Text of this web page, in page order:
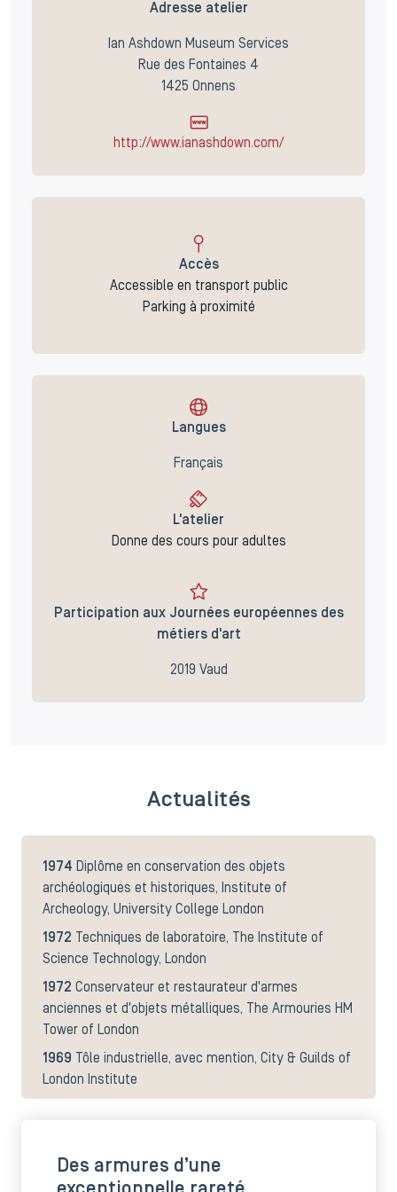
Adresse atelier
Ian Ashdown Museum Services
Rue des Fontaines 4
1425 Onnens
http://www.ianashdown.com/
Accès
Accessible en transport public
Parking à proximité
Langues
Français
L'atelier
Donne des cours pour adultes
Participation aux Journées européennes des
métiers d'art
2019 Vaud
Actualités
Des armures d’une
1974 Diplôme en conservation des objets
archéologiques et historiques, Institute of
Archeology, University College London
1972
Techniques de laboratoire, The Institute of
Science Technology, London
1972 Conservateur et restaurateur d'armes
anciennes et d'objets métalliques, The Armouries HM
Tower of London
1969
Tôle industrielle, avec mention, City & Guilds of
London Institute